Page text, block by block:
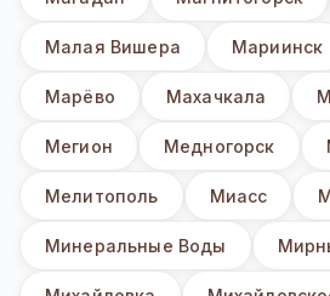
Малая Вишера Мариинск
Марёво Махачкала
Мегион Медногорск
Мелитополь Миасс
Минеральные Воды